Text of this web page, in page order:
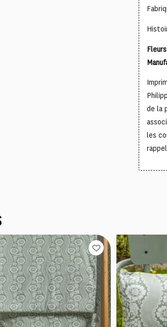
de la
les